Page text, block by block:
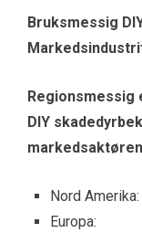
Bruksmessig
DIY
Nord Amerika:
Europa: